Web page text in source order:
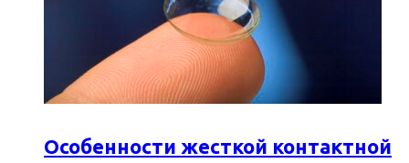
Особенности жесткой контактной